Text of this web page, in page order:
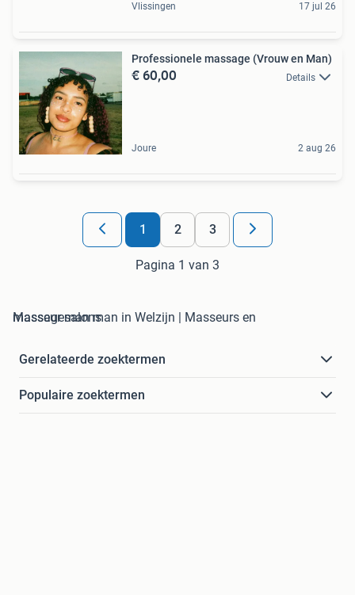
Vlissingen 17 jul 26
Professionele massage (Vrouw en Man)
€ 60,00 Details
Joure 2 aug 26
1 2 3
Pagina 1 van 3
masseur man man in Welzijn | Masseurs en Massagesalons
Gerelateerde zoektermen
Populaire zoektermen